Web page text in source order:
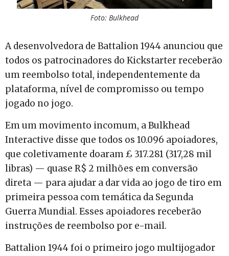
Foto: Bulkhead
A desenvolvedora de Battalion 1944 anunciou que
todos os patrocinadores do Kickstarter receberão
um reembolso total, independentemente da
plataforma, nível de compromisso ou tempo
jogado no jogo.
Em um movimento incomum, a Bulkhead
Interactive disse que todos os 10.096 apoiadores,
que coletivamente doaram £ 317.281 (317,28 mil
libras) — quase R$ 2 milhões em conversão
direta — para ajudar a dar vida ao jogo de tiro em
primeira pessoa com temática da Segunda
Guerra Mundial. Esses apoiadores receberão
instruções de reembolso por e-mail.
Battalion 1944 foi o primeiro jogo multijogador